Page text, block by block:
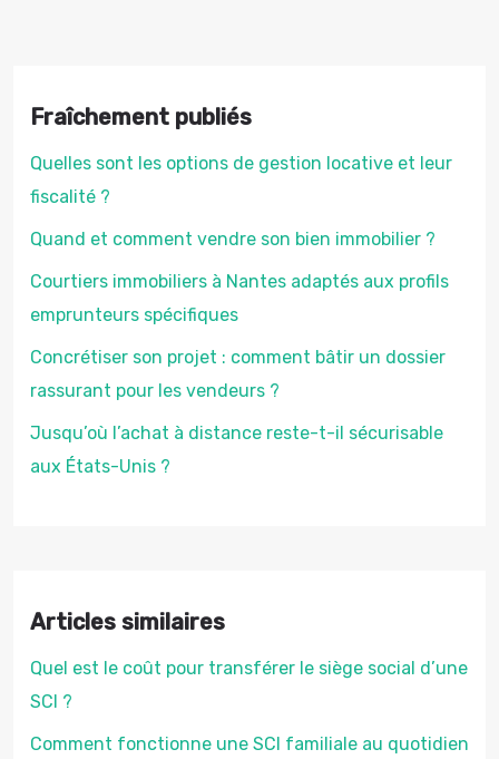
Fraîchement publiés
Quelles sont les options de gestion locative et leur
fiscalité ?
Quand et comment vendre son bien immobilier ?
Courtiers immobiliers à Nantes adaptés aux profils
emprunteurs spécifiques
Concrétiser son projet : comment bâtir un dossier
rassurant pour les vendeurs ?
Jusqu’où l’achat à distance reste-t-il sécurisable
aux États-Unis ?
Articles similaires
Quel est le coût pour transférer le siège social d’une
SCI ?
Comment fonctionne une SCI familiale au quotidien